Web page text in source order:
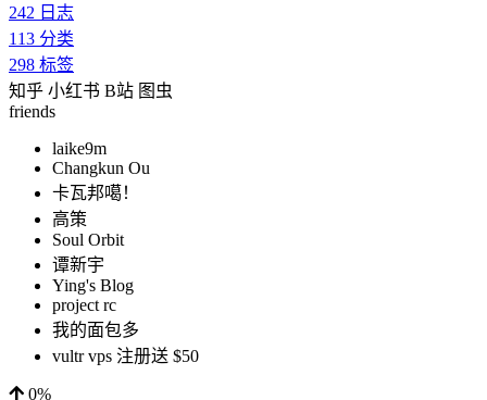
242 日志
113 分类
298 标签
知乎 小红书 B站 图虫
friends
laike9m
Changkun Ou
卡瓦邦噶！
高策
Soul Orbit
谭新宇
Ying's Blog
project rc
我的面包多
vultr vps 注册送 $50
0%